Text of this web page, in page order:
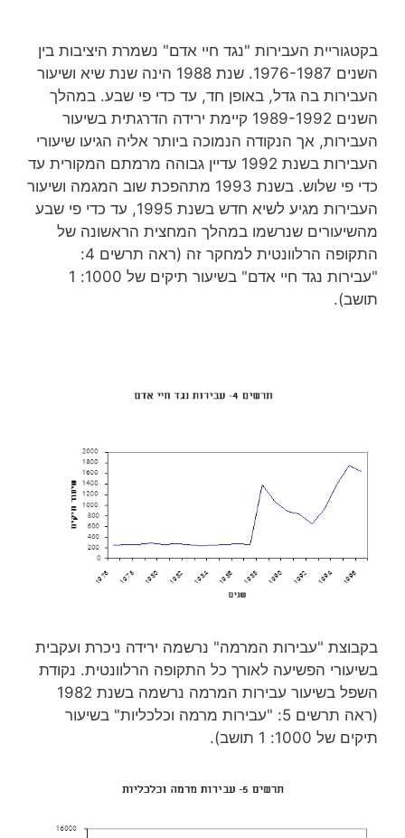
בקטגוריית העבירות "נגד חיי אדם" נשמרת היציבות בין
השנים 1976-1987. שנת 1988 הינה שנת שיא ושיעור
העבירות בה גדל, באופן חד, עד כדי פי שבע. במהלך
השנים 1989-1992 קיימת ירידה הדרגתית בשיעור
העבירות, אך הנקודה הנמוכה ביותר אליה הגיעו שיעורי
העבירות בשנת 1992 עדיין גבוהה מרמתם המקורית עד
כדי פי שלוש. בשנת 1993 מתהפכת שוב המגמה ושיעור
העבירות מגיע לשיא חדש בשנת 1995, עד כדי פי שבע
מהשיעורים שנרשמו במהלך המחצית הראשונה של
התקופה הרלוונטית למחקר זה (ראה תרשים 4:
"עבירות נגד חיי אדם" בשיעור תיקים של 1000: 1
תושב).
בקבוצת "עבירות המרמה" נרשמה ירידה ניכרת ועקבית
בשיעורי הפשיעה לאורך כל התקופה הרלוונטית. נקודת
השפל בשיעור עבירות המרמה נרשמה בשנת 1982
(ראה תרשים 5: "עבירות מרמה וכלכליות" בשיעור
תיקים של 1000: 1 תושב).